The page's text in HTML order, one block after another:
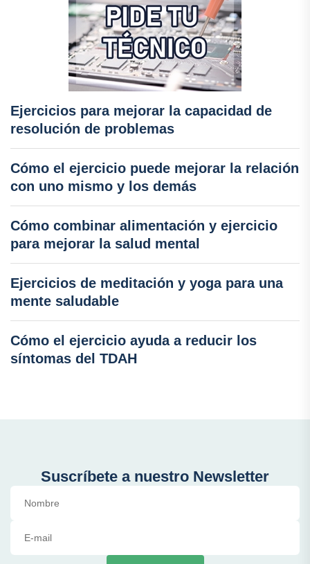
Ejercicios para mejorar la capacidad de
resolución de problemas
Cómo el ejercicio puede mejorar la relación
con uno mismo y los demás
Cómo combinar alimentación y ejercicio
para mejorar la salud mental
Ejercicios de meditación y yoga para una
mente saludable
Cómo el ejercicio ayuda a reducir los
síntomas del TDAH
Suscríbete a nuestro Newsletter